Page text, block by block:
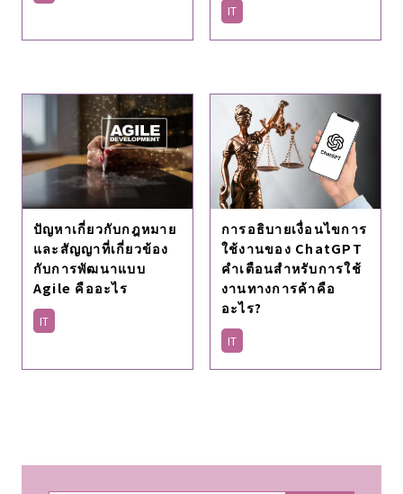
IT
ปัญหาเกี่ยวกับกฎหมาย
และสัญญาที่เกี่ยวข้อง
กับการพัฒนาแบบ
Agile คืออะไร
IT
การอธิบายเงื่อนไขการ
ใช้งานของ ChatGPT
คําเตือนสําหรับการใช้
งานทางการค้าคือ
อะไร?
IT